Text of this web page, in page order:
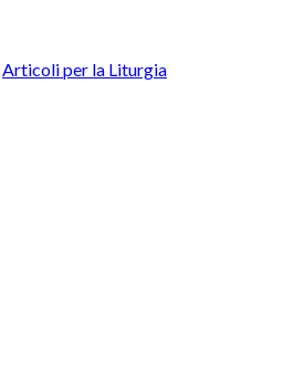
Articoli per la Liturgia